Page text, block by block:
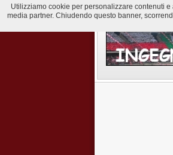
Utilizziamo cookie per personalizzare contenuti
media partner. Chiudendo questo banner,